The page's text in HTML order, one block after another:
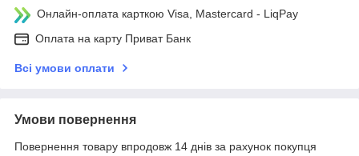
Онлайн-оплата карткою Visa, Mastercard - LiqPay
Оплата на карту Приват Банк
Всі умови оплати
Умови повернення
Повернення товару впродовж 14 днів за рахунок покупця